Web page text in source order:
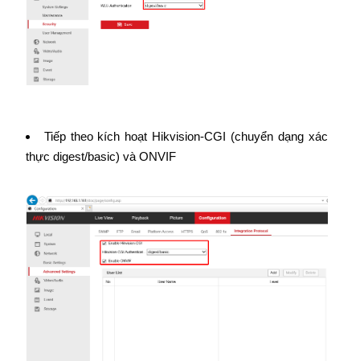
Tiếp theo kích hoạt Hikvision-CGI (chuyển dạng xác
thực digest/basic) và ONVIF